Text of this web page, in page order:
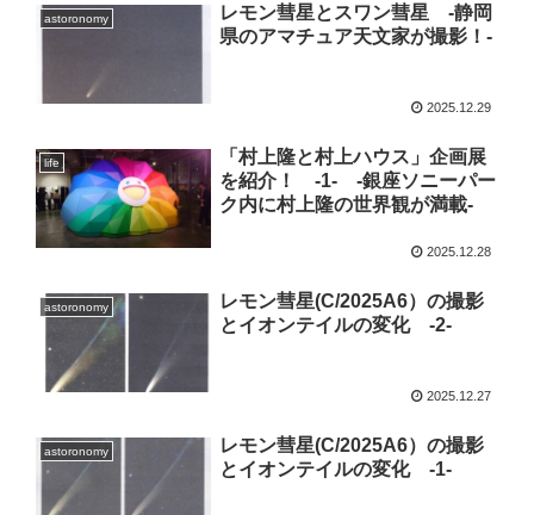
astoronomy
レモン彗星とスワン彗星 -静岡
県のアマチュア天文家が撮影！-
2025.12.29
life
「村上隆と村上ハウス」企画展
を紹介！ -1- -銀座ソニーパー
ク内に村上隆の世界観が満載-
2025.12.28
astoronomy
レモン彗星(C/2025A6）の撮影
とイオンテイルの変化 -2-
2025.12.27
astoronomy
レモン彗星(C/2025A6）の撮影
とイオンテイルの変化 -1-